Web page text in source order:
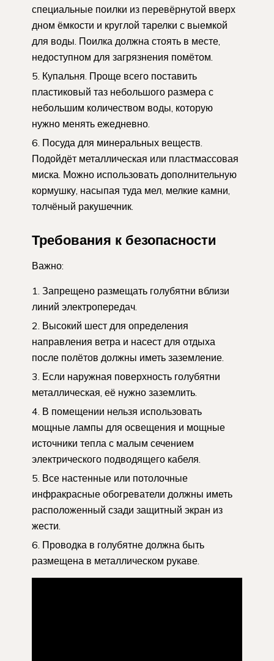
специальные поилки из перевёрнутой вверх
дном ёмкости и круглой тарелки с выемкой
для воды. Поилка должна стоять в месте,
недоступном для загрязнения помётом.
Купальня. Проще всего поставить
пластиковый таз небольшого размера с
небольшим количеством воды, которую
нужно менять ежедневно.
Посуда для минеральных веществ.
Подойдёт металлическая или пластмассовая
миска. Можно использовать дополнительную
кормушку, насыпая туда мел, мелкие камни,
толчёный ракушечник.
Требования к безопасности
Важно:
Запрещено размещать голубятни вблизи
линий электропередач.
Высокий шест для определения
направления ветра и насест для отдыха
после полётов должны иметь заземление.
Если наружная поверхность голубятни
металлическая, её нужно заземлить.
В помещении нельзя использовать
мощные лампы для освещения и мощные
источники тепла с малым сечением
электрического подводящего кабеля.
Все настенные или потолочные
инфракрасные обогреватели должны иметь
расположенный сзади защитный экран из
жести.
Проводка в голубятне должна быть
размещена в металлическом рукаве.